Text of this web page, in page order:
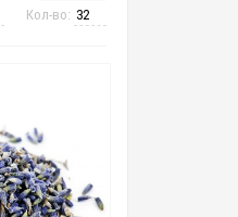
Кол-во: